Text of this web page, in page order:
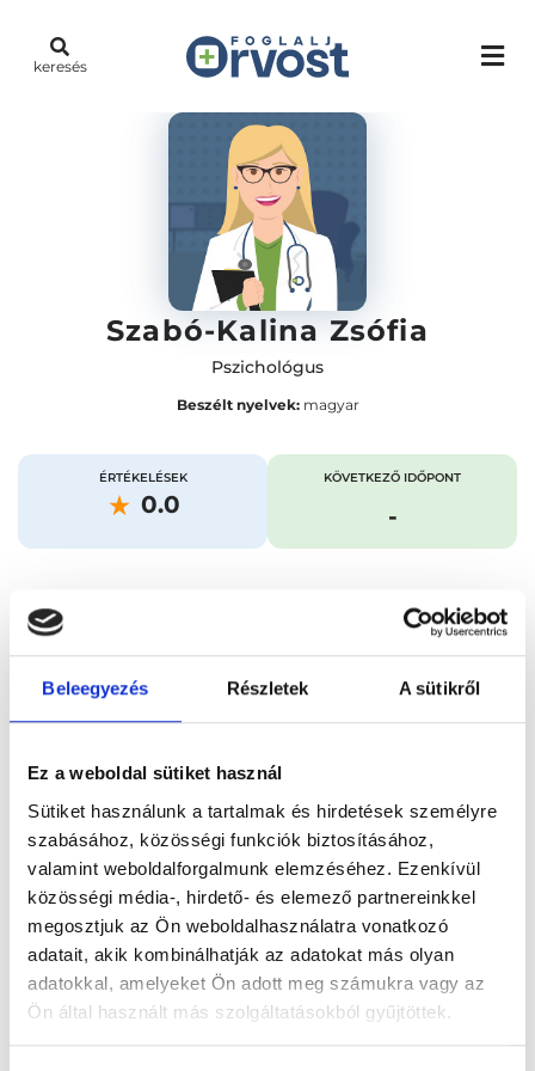
Beleegyezés Részletek A sütikről
Ez a weboldal sütiket használ
Sütiket használunk a tartalmak és hirdetések személyre
szabásához, közösségi funkciók biztosításához,
valamint weboldalforgalmunk elemzéséhez. Ezenkívül
közösségi média-, hirdető- és elemező partnereinkkel
megosztjuk az Ön weboldalhasználatra vonatkozó
adatait, akik kombinálhatják az adatokat más olyan
adatokkal, amelyeket Ön adott meg számukra vagy az
Ön által használt más szolgáltatásokból gyűjtöttek.
keresés
Szabó-Kalina Zsófia
Pszichológus
Beszélt nyelvek:magyar
ÉRTÉKELÉSEK
0.0
KÖVETKEZŐ IDŐPONT
-
Időpontfoglalás Vélemények
Foglalj időpontot
Összes szakterület
Főoldal
Pszichológus, Budapest, XIII. kerület
Szabó-Kalina Zsófia